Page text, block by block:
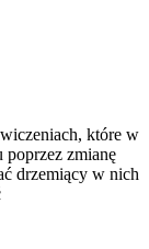
które w
poprzez zmianę
drzemiący w nich